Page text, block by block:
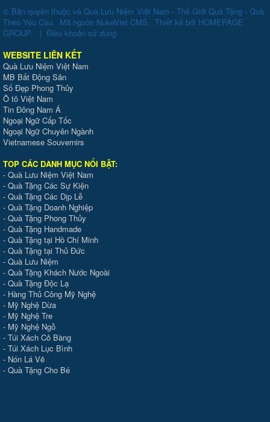
© Bản quyền thuộc về Quà Lưu Niệm Việt Nam - Thế Giới Quà Tặng - Quà
Theo Yêu Cầu. Mã nguồn NukeViet CMS. Thiết kế bởi HOMEPAGE
GROUP. | Điều khoản sử dụng
WEBSITE LIÊN KẾT
Quà Lưu Niệm Việt Nam
MB Bất Động Sản
Số Đẹp Phong Thủy
Ô tô Việt Nam
Tin Đông Nam Á
Ngoại Ngữ Cấp Tốc
Ngoại Ngữ Chuyên Ngành
Vietnamese Souvernirs
TOP CÁC DANH MỤC NỔI BẬT:
- Quà Lưu Niệm Việt Nam
- Quà Tặng Các Sự Kiện
- Quà Tặng Các Dịp Lễ
- Quà Tặng Doanh Nghiệp
- Quà Tặng Phong Thủy
- Quà Tặng Handmade
- Quà Tặng tại Hồ Chí Minh
- Quà Tặng tại Thủ Đức
- Quà Lưu Niệm
- Quà Tặng Khách Nước Ngoài
- Quà Tặng Độc Lạ
- Hàng Thủ Công Mỹ Nghệ
- Mỹ Nghệ Dừa
- Mỹ Nghệ Tre
- Mỹ Nghệ Ngỗ
- Túi Xách Cỏ Bàng
- Túi Xách Lục Bình
- Nón Lá Vẽ
- Quà Tặng Cho Bé